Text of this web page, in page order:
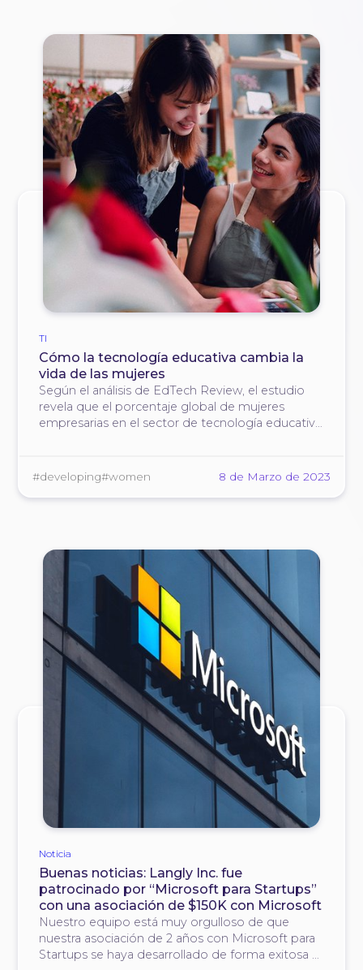
TI
Cómo la tecnología educativa cambia la
vida de las mujeres
Según el análisis de EdTech Review, el estudio
revela que el porcentaje global de mujeres
empresarias en el sector de tecnología educativa
tecnológicos.
#developing#women 8 de Marzo de 2023
Noticia
Buenas noticias: Langly Inc. fue
patrocinado por “Microsoft para Startups”
con una asociación de $150K con Microsoft
Nuestro equipo está muy orgulloso de que
nuestra asociación de 2 años con Microsoft para
Startups se haya desarrollado de forma exitosa y